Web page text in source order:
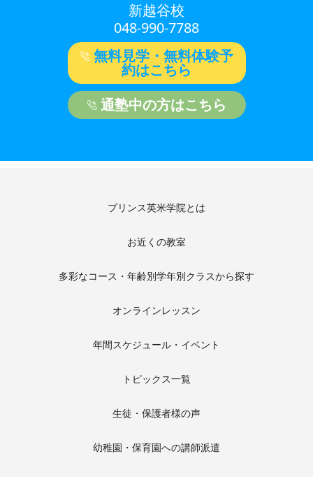
新越谷校
048-990-7788
無料見学・無料体験予
約はこちら
通塾中の方はこちら
プリンス英米学院とは
お近くの教室
多彩なコース・年齢別学年別クラスから探す
オンラインレッスン
年間スケジュール・イベント
トピックス一覧
生徒・保護者様の声
幼稚園・保育園への講師派遣